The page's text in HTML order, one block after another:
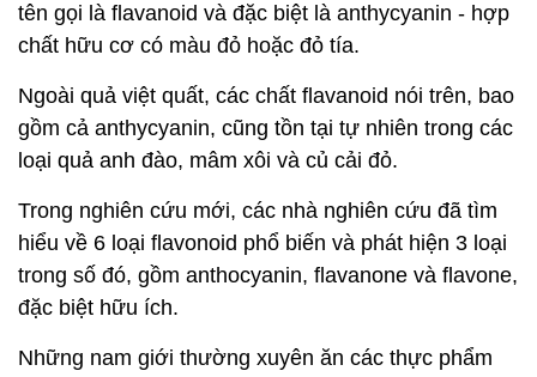
tên gọi là flavanoid và đặc biệt là anthycyanin - hợp
chất hữu cơ có màu đỏ hoặc đỏ tía.
Ngoài quả việt quất, các chất flavanoid nói trên, bao
gồm cả anthycyanin, cũng tồn tại tự nhiên trong các
loại quả anh đào, mâm xôi và củ cải đỏ.
Trong nghiên cứu mới, các nhà nghiên cứu đã tìm
hiểu về 6 loại flavonoid phổ biến và phát hiện 3 loại
trong số đó, gồm anthocyanin, flavanone và flavone,
đặc biệt hữu ích.
Những nam giới thường xuyên ăn các thực phẩm